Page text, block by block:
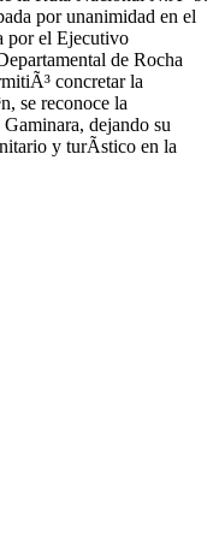
por unanimidad en el
por el Ejecutivo
de Rocha
concretar la
se reconoce la
dejando su
y turÃ­stico en la